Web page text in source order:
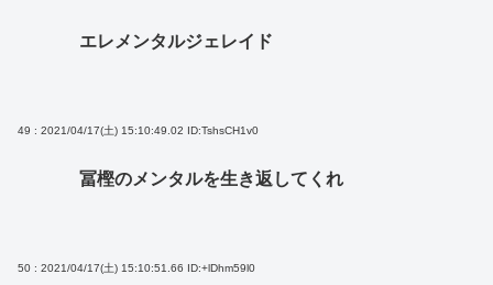
エレメンタルジェレイド
49 : 2021/04/17(土) 15:10:49.02 ID:TshsCH1v0
冨樫のメンタルを生き返してくれ
50 : 2021/04/17(土) 15:10:51.66 ID:+lDhm59l0